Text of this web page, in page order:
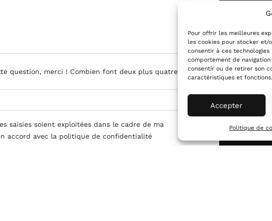
Pour offrir les meilleures
les cookies pour stocker et/
consentir à ces
comportement de
consentir ou de retirer son
caractéristiques et fonctions.
Accepter
Politique de
question, merci ! Combien font deux plus quatre* ?
saisies soient exploitées dans le cadre de ma
accord avec la politique de confidentialité